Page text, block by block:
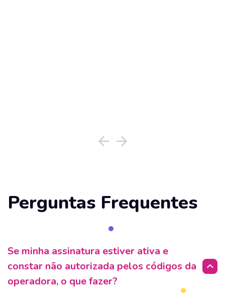
Perguntas Frequentes
Se minha assinatura estiver ativa e
constar não autorizada pelos códigos da
operadora, o que fazer?